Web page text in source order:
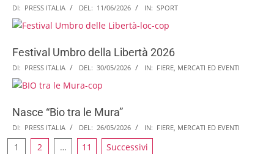
DI: PRESS ITALIA DEL: 11/06/2026 IN: SPORT
Festival Umbro della Libertà 2026
DI: PRESS ITALIA DEL: 30/05/2026 IN: FIERE, MERCATI ED EVENTI
Nasce “Bio tra le Mura”
DI: PRESS ITALIA DEL: 26/05/2026 IN: FIERE, MERCATI ED EVENTI
1 2 … 11 Successivi